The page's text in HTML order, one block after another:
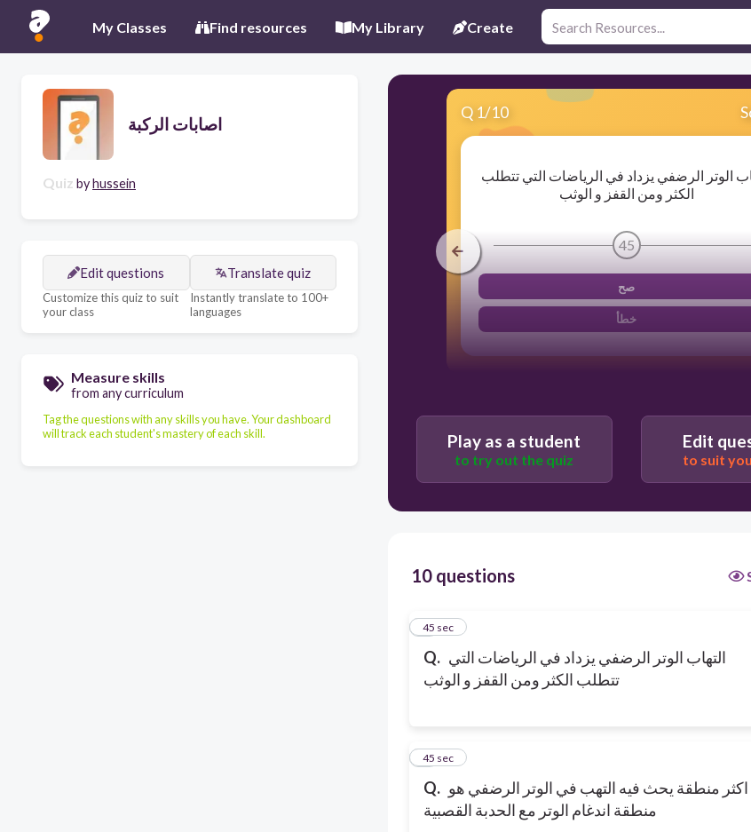
My Classes Find resources My Library Create
اصابات الركبة
Quiz byhussein
Edit questions
Customize this quiz to suit
your class
Translate quiz
Instantly translate to 100+
languages
Measure skills
from any curriculum
Tag the questions with any skills you have. Your dashboard
will track each student's mastery of each skill.
Q 1/10
الوتر الرضفي يزداد في الرياضات التي تتطلب
الكثر ومن القفز و الوثب
45
صح
خطأ
Play as a student
to try out the quiz
Edit
to suit
10 questions
Q. التهاب الوتر الرضفي يزداد في الرياضات التي
تتطلب الكثر ومن القفز و الوثب
1
45 sec
Q. اكثر منطقة يحث فيه التهب في الوتر الرضفي هو
منطقة اندغام الوتر مع الحدبة القصبية
2
45 sec